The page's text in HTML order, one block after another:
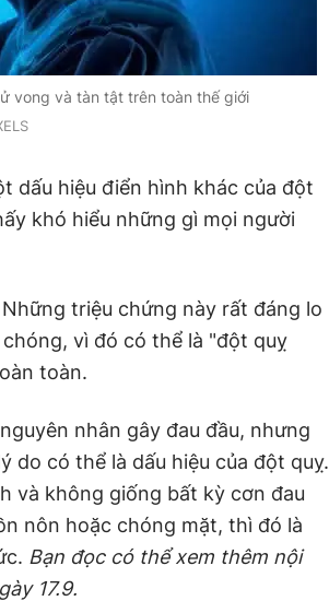
vong và tàn tật trên toàn thế giới
dấu hiệu điển hình khác của đột
khó hiểu những gì mọi người
triệu chứng này rất đáng lo
vì đó có thể là "đột quỵ
toàn.
nhân gây đau đầu, nhưng
do có thể là dấu hiệu của đột quỵ.
và không giống bất kỳ cơn đau
nôn hoặc chóng mặt, thì đó là
Bạn đọc có thể xem thêm nội
17.9.